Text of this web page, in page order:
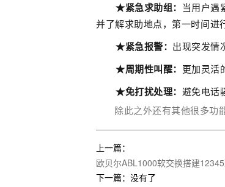
★紧急求助组：
当用户遇
并了解求助地点，第一时间进
★紧急报警： 出现突发情
★周期性叫醒： 更加灵活
★免打扰处理： 避免电话
除此之外还有其他很多功
上一篇：
欧贝尔ABL1000软交换搭建
下一篇：没有了